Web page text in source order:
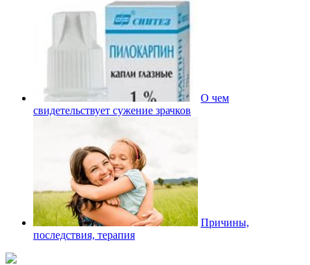
О чем
свидетельствует сужение зрачков
Причины,
последствия, терапия